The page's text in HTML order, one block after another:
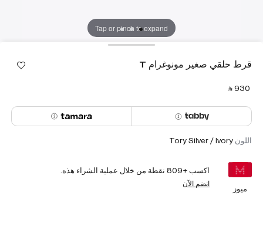
Tap or pinch to expand
قرط حلقي صغير مونوغرام T
‎ ⃁ ⁦930⁩ ‎
اللون Tory Silver / Ivory
ميوز
اكسب +809 نقطة من خلال عملية الشراء هذه.
انضم الآن